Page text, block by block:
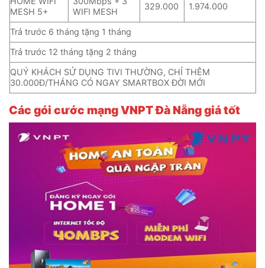
MESH 5+
WIFI MESH
329.000 1.974.000
Trả trước 6 tháng tặng 1 tháng
Trả trước 12 tháng tặng 2 tháng
QUÝ KHÁCH SỬ DỤNG TIVI THƯỜNG, CHỈ THÊM
30.000Đ/THÁNG CÓ NGAY SMARTBOX ĐỜI MỚI
Các gói cước mạng VNPT Đà Nẵng giá tốt